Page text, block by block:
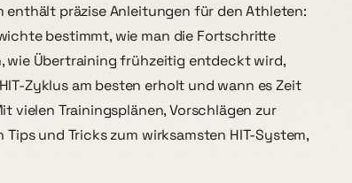
enthält präzise Anleitungen für den Athleten:
bestimmt, wie man die Fortschritte
wie Übertraining frühzeitig entdeckt wird,
Zyklus am besten erholt und wann es Zeit
vielen Trainingsplänen, Vorschlägen zur
und Tricks zum wirksamsten HIT-System,